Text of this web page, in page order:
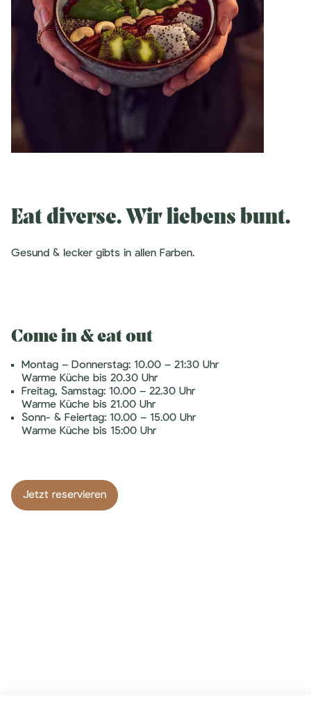
Eat diverse. Wir liebens bunt.
Gesund & lecker gibts in allen Farben.
Come in & eat out
Montag – Donnerstag: 10.00 – 21:30 Uhr
Warme Küche bis 20.30 Uhr
Freitag, Samstag: 10.00 – 22.30 Uhr
Warme Küche bis 21.00 Uhr
Sonn- & Feiertag: 10.00 – 15.00 Uhr
Warme Küche bis 15:00 Uhr
Jetzt reservieren